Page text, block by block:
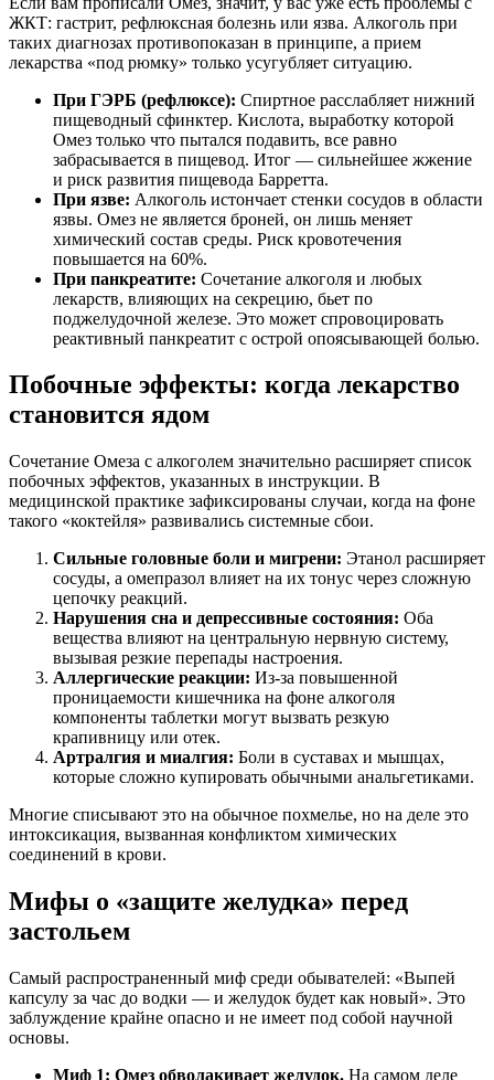
ЖКТ: гастрит, рефлюксная болезнь или язва. Алкоголь при
таких диагнозах противопоказан в принципе, а прием
лекарства «под рюмку» только усугубляет ситуацию.
При ГЭРБ (рефлюксе): Спиртное расслабляет нижний
пищеводный сфинктер. Кислота, выработку которой
Омез только что пытался подавить, все равно
забрасывается в пищевод. Итог — сильнейшее жжение
и риск развития пищевода Барретта.
При язве: Алкоголь истончает стенки сосудов в области
язвы. Омез не является броней, он лишь меняет
химический состав среды. Риск кровотечения
повышается на 60%.
При панкреатите: Сочетание алкоголя и любых
лекарств, влияющих на секрецию, бьет по
поджелудочной железе. Это может спровоцировать
реактивный панкреатит с острой опоясывающей болью.
Побочные эффекты: когда лекарство
становится ядом
Сочетание Омеза с алкоголем значительно расширяет список
побочных эффектов, указанных в инструкции. В
медицинской практике зафиксированы случаи, когда на фоне
такого «коктейля» развивались системные сбои.
Сильные головные боли и мигрени: Этанол расширяет
сосуды, а омепразол влияет на их тонус через сложную
цепочку реакций.
Нарушения сна и депрессивные состояния: Оба
вещества влияют на центральную нервную систему,
вызывая резкие перепады настроения.
Аллергические реакции: Из-за повышенной
проницаемости кишечника на фоне алкоголя
компоненты таблетки могут вызвать резкую
крапивницу или отек.
Артралгия и миалгия: Боли в суставах и мышцах,
которые сложно купировать обычными анальгетиками.
Многие списывают это на обычное похмелье, но на деле это
интоксикация, вызванная конфликтом химических
соединений в крови.
Мифы о «защите желудка» перед
застольем
Самый распространенный миф среди обывателей: «Выпей
капсулу за час до водки — и желудок будет как новый». Это
заблуждение крайне опасно и не имеет под собой научной
основы.
Миф 1: Омез обволакивает желудок. На самом деле